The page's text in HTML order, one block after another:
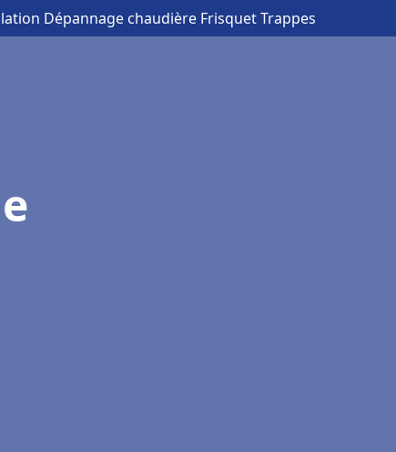
Dépannage chaudière Frisquet Trappes